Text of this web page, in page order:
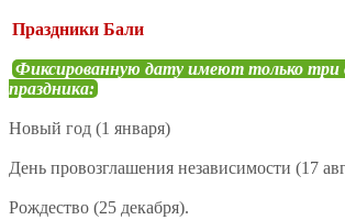
Праздники Бали
Фиксированную дату имеют только три
праздника:
Новый год (1 января)
День провозглашения независимости (17
Рождество (25 декабря).